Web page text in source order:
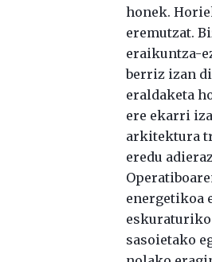
honek.
eremutzat.
eraikuntza-
berriz izan
eraldaketa
ere ekarri
arkitektura
eredu
energetikoa
sasoietako